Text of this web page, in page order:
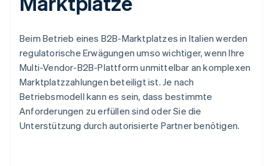
Beim Betrieb eines B2B-Marktplatzes in Italien werden
regulatorische Erwägungen umso wichtiger, wenn Ihre
Multi-Vendor-B2B-Plattform unmittelbar an komplexen
Marktplatzzahlungen beteiligt ist. Je nach
Betriebsmodell kann es sein, dass bestimmte
Anforderungen zu erfüllen sind oder Sie die
Unterstützung durch autorisierte Partner benötigen.